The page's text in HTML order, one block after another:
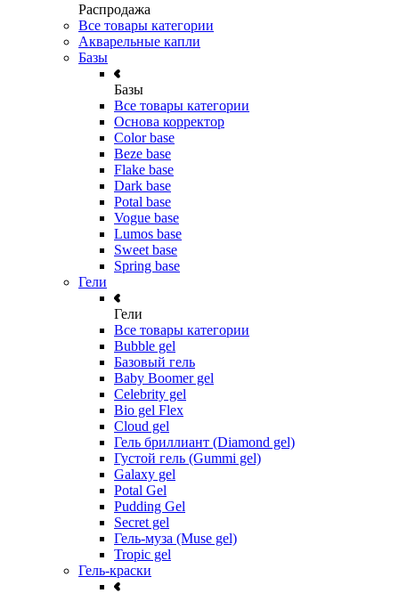
Распродажа
Все товары категории
Акварельные капли
Базы
Базы
Все товары категории
Основа корректор
Color base
Beze base
Flake base
Dark base
Potal base
Vogue base
Lumos base
Sweet base
Spring base
Гели
Гели
Все товары категории
Bubble gel
Базовый гель
Baby Boomer gel
Celebrity gel
Bio gel Flex
Cloud gel
Гель бриллиант (Diamond gel)
Густой гель (Gummi gel)
Galaxy gel
Potal Gel
Pudding Gel
Secret gel
Гель-муза (Muse gel)
Tropic gel
Гель-краски